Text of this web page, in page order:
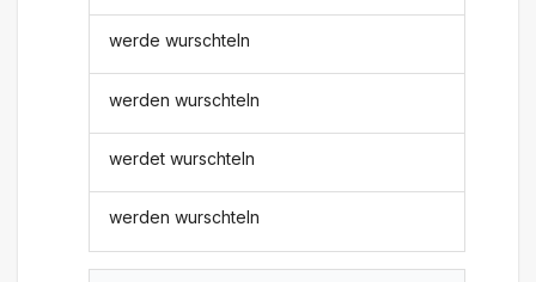
werde wurschteln
werden wurschteln
werdet wurschteln
werden wurschteln